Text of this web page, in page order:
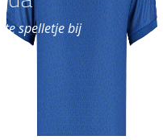
spelletje bij